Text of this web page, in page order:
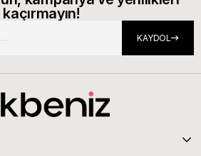
kaçırmayın!
KAYDOL